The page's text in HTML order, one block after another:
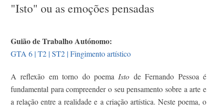
"Isto" ou as emoções pensadas
Guião de Trabalho Autónomo:
GTA 6 | T2 | ST2 | Fingimento artístico
A reflexão em torno do poemaIsto de Fernando Pessoa é
fundamental para compreender o seu pensamento sobre a arte e
a relação entre a realidade e a criação artística. Neste poema, o